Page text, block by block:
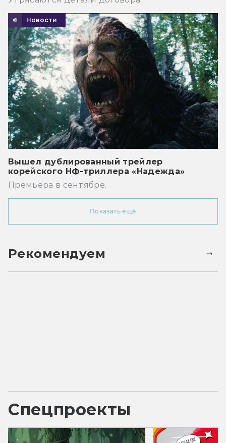
Новости
Вышел дублированный трейлер
корейского НФ-триллера «Надежда»
Премьера в сентябре.
Показать ещё
Рекомендуем
Спецпроекты